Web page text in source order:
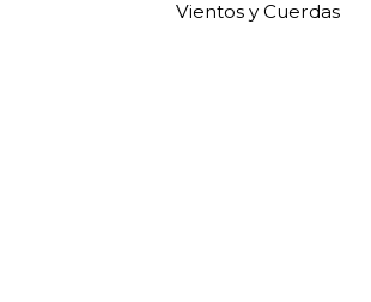
Vientos y Cuerdas